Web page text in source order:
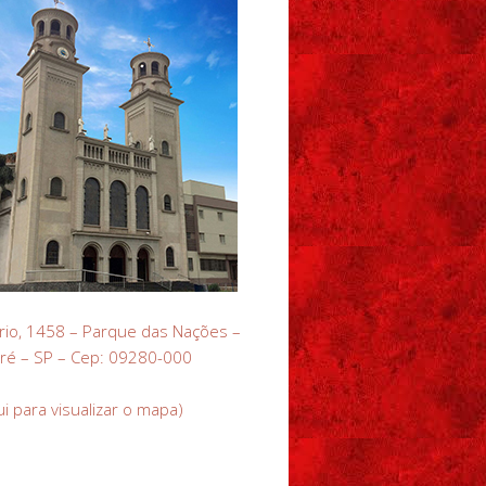
1458 – Parque das Nações –
– SP – Cep: 09280-000
para visualizar o mapa)